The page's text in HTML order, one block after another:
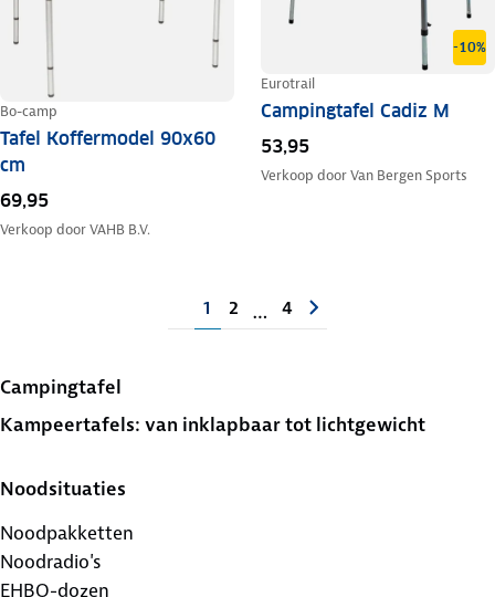
Bo-camp
Tafel Koffermodel 90x60
cm
69,95
Verkoop doorVAHB B.V.
-10%
Eurotrail
Campingtafel Cadiz M
53,95
Verkoop doorVan Bergen Sports
1 2 … 4
Campingtafel
Kampeertafels: van inklapbaar tot lichtgewicht
Noodsituaties
Noodpakketten
Noodradio's
EHBO-dozen